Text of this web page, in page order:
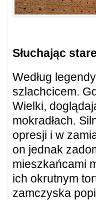
Słuchając
Według
szlachcicem.
Wielki,
mokradłach.
opresji i w
on jednak
mieszkańcami
ich okrutnym
zamczyska